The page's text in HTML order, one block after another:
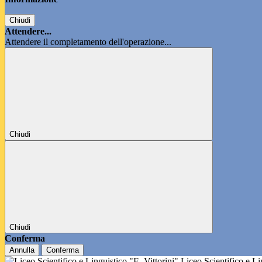
Chiudi
Attendere...
Attendere il completamento dell'operazione...
Chiudi
Chiudi
Conferma
Annulla Conferma